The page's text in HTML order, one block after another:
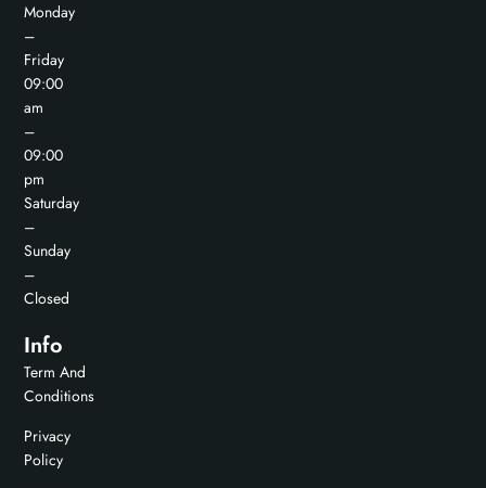
Monday
–
Friday
09:00
am
–
09:00
pm
Saturday
–
Sunday
–
Closed
Info
Term And
Conditions
Privacy
Policy